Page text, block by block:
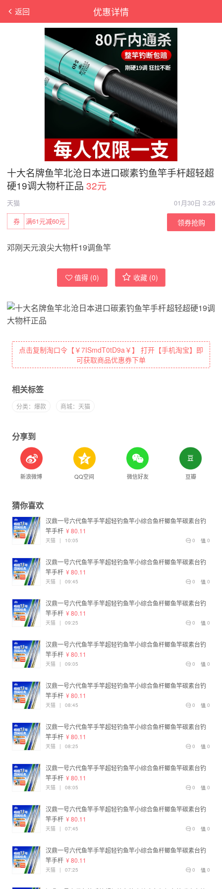
优惠详情
返回
十大名牌鱼竿北沧日本进口碳素钓鱼竿手杆超轻超
硬19调大物杆正品 32元
天猫
01月30日 3:26
满61元减60元
券 领券抢购
邓刚天元浪尖大物杆19调鱼竿
值得 (0) 收藏 (0)
点击复制淘口令【￥7ISmdT0tD9a￥】 打开【手机淘宝】即
可获取商品优惠券下单
相关标签
分类：爆款 商城：天猫
分享到
新浪微博 QQ空间 微信好友 豆瓣
猜你喜欢
汉鼎一号六代鱼竿手竿超轻钓鱼竿小综合鱼杆鲫鱼竿碳素台钓
竿手杆 ¥ 80.11
0
0
天猫 | 10:05
汉鼎一号六代鱼竿手竿超轻钓鱼竿小综合鱼杆鲫鱼竿碳素台钓
竿手杆 ¥ 80.11
0
0
天猫 | 09:45
汉鼎一号六代鱼竿手竿超轻钓鱼竿小综合鱼杆鲫鱼竿碳素台钓
竿手杆 ¥ 80.11
0
0
天猫 | 09:25
汉鼎一号六代鱼竿手竿超轻钓鱼竿小综合鱼杆鲫鱼竿碳素台钓
竿手杆 ¥ 80.11
0
0
天猫 | 09:05
汉鼎一号六代鱼竿手竿超轻钓鱼竿小综合鱼杆鲫鱼竿碳素台钓
竿手杆 ¥ 80.11
0
0
天猫 | 08:45
汉鼎一号六代鱼竿手竿超轻钓鱼竿小综合鱼杆鲫鱼竿碳素台钓
竿手杆 ¥ 80.11
0
0
天猫 | 08:25
汉鼎一号六代鱼竿手竿超轻钓鱼竿小综合鱼杆鲫鱼竿碳素台钓
竿手杆 ¥ 80.11
0
0
天猫 | 08:05
汉鼎一号六代鱼竿手竿超轻钓鱼竿小综合鱼杆鲫鱼竿碳素台钓
竿手杆 ¥ 80.11
0
0
天猫 | 07:45
汉鼎一号六代鱼竿手竿超轻钓鱼竿小综合鱼杆鲫鱼竿碳素台钓
竿手杆 ¥ 80.11
0
0
天猫 | 07:25